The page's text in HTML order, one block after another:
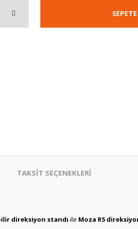
TAKSİT SEÇENEKLERİ
direksiyon standı ile Moza R5